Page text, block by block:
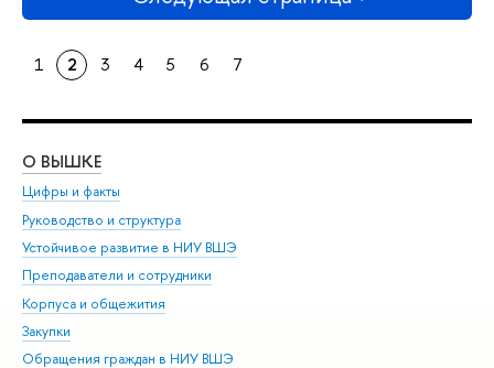
1 2 3 4 5 6 7
О ВЫШКЕ
Цифры и факты
Руководство и структура
Устойчивое развитие в НИУ ВШЭ
Преподаватели и сотрудники
Корпуса и общежития
Закупки
Обращения граждан в НИУ ВШЭ